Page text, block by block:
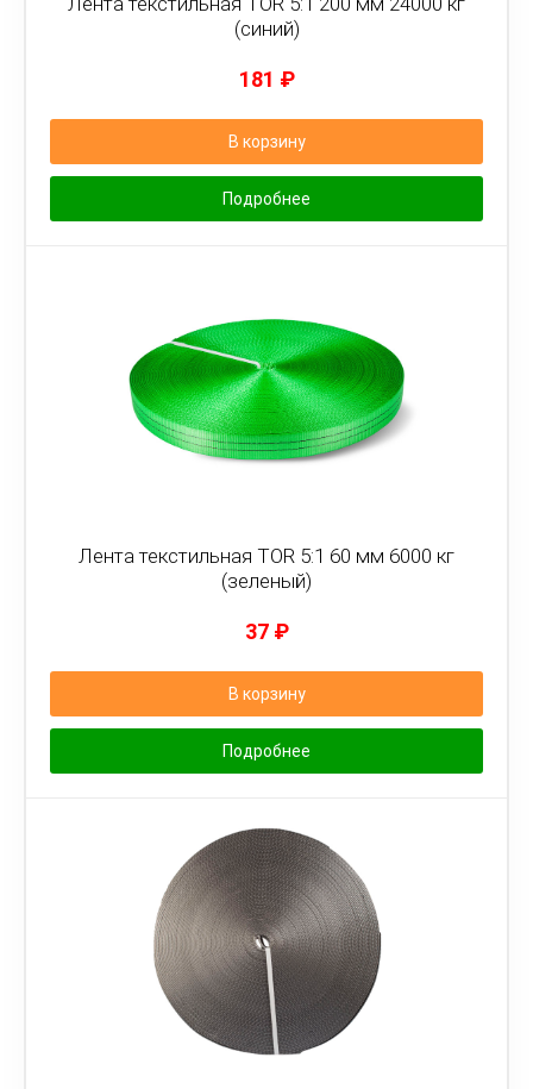
(синий)
181 ₽
В корзину
Подробнее
Лента текстильная TOR 5:1 60 мм 6000 кг
(зеленый)
37 ₽
В корзину
Подробнее